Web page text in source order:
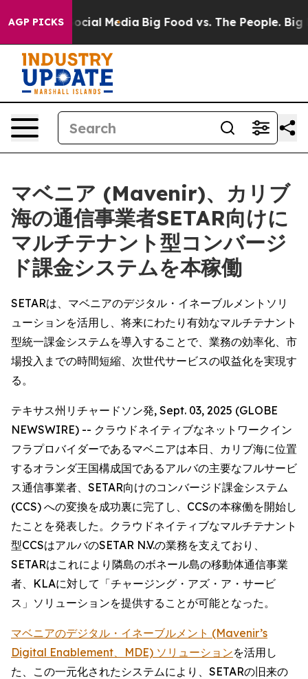
AGP PICKS
on Social Media Big Food vs. The People. Big
マベニア (Mavenir)、カリブ
海の通信事業者SETAR向けに
マルチテナント型コンバージ
ド課金システムを本稼働
SETARは、マベニアのデジタル・イネーブルメントソリ
ューションを活用し、将来にわたり有効なマルチテナント
型統一課金システムを導入することで、業務の効率化、市
場投入までの時間短縮、次世代サービスの収益化を実現す
る。
テキサス州リチャードソン発, Sept. 03, 2025 (GLOBE
NEWSWIRE) -- クラウドネイティブなネットワークイン
フラプロバイダーであるマベニアは本日、カリブ海に位置
するオランダ王国構成国であるアルバの主要なフルサービ
ス通信事業者、SETAR向けのコンバージド課金システム
(CCS) への変換を成功裏に完了し、CCSの本稼働を開始し
たことを発表した。クラウドネイティブなマルチテナント
型CCSはアルバのSETAR N.V.の業務を支えており、
SETARはこれにより隣島のボネール島の移動体通信事業
者、KLAに対して「チャージング・アズ・ア・サービ
ス」ソリューションを提供することが可能となった。
マベニアのデジタル・イネーブルメント (Mavenir’s
Digital Enablement、MDE) ソリューションを活用し
た、この一元化されたシステムにより、SETARの旧来の